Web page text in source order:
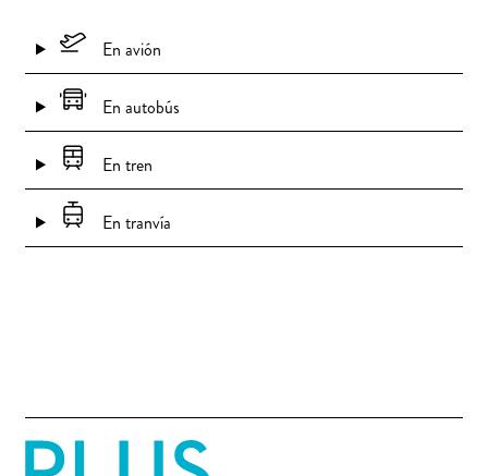
En avión
En autobús
En tren
En tranvía